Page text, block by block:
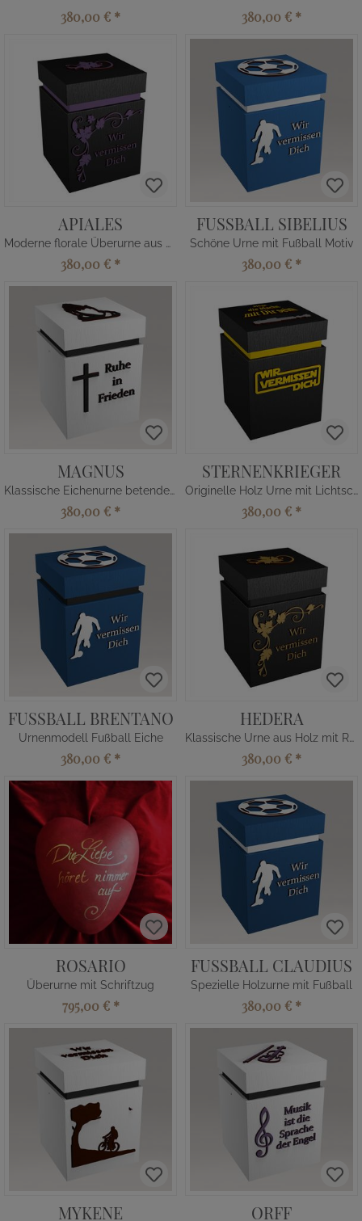
380,00 € * 380,00 € *
APIALES
Moderne florale Überurne aus Eichenholz
380,00 € *
FUSSBALL SIBELIUS
Schöne Urne mit Fußball Motiv
380,00 € *
MAGNUS
Klassische Eichenurne betende Hände Kreuz
380,00 € *
STERNENKRIEGER
Originelle Holz Urne mit Lichtschwert
380,00 € *
FUSSBALL BRENTANO
Urnenmodell Fußball Eiche
380,00 € *
HEDERA
Klassische Urne aus Holz mit Ranke
380,00 € *
ROSARIO
Überurne mit Schriftzug
795,00 € *
FUSSBALL CLAUDIUS
Spezielle Holzurne mit Fußball
380,00 € *
MYKENE ORFF